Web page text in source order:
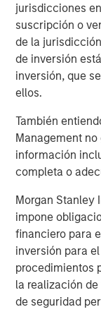
jurisdicciones
suscripción o
de la
de inversión
inversión, que
ellos.
También
Management
información
completa o
Morgan Stanley
impone
financiero para
inversión para
procedimientos
la realización
de seguridad
ARTÍCULO
Real Estate
The current
despite
markets. As
central banks
offer
25%
constrained